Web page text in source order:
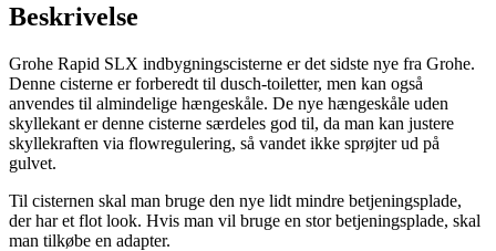
Beskrivelse
Grohe Rapid SLX indbygningscisterne er det sidste nye fra Grohe.
Denne cisterne er forberedt til dusch-toiletter, men kan også
anvendes til almindelige hængeskåle. De nye hængeskåle uden
skyllekant er denne cisterne særdeles god til, da man kan justere
skyllekraften via flowregulering, så vandet ikke sprøjter ud på
gulvet.
Til cisternen skal man bruge den nye lidt mindre betjeningsplade,
der har et flot look. Hvis man vil bruge en stor betjeningsplade, skal
man tilkøbe en adapter.